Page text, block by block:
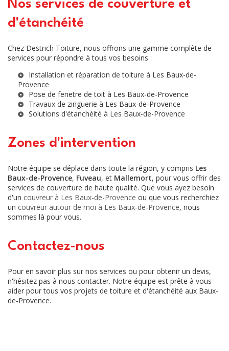
Nos services de couverture et
d'étanchéité
Chez Destrich Toiture, nous offrons une gamme complète de
services pour répondre à tous vos besoins :
Installation et réparation detoiture à Les Baux-de-
Provence
Pose de fenetre de toit à Les Baux-de-Provence
Travaux de zinguerie à Les Baux-de-Provence
Solutions d'étanchéité à Les Baux-de-Provence
Zones d'intervention
Notre équipe se déplace dans toute la région, y compris Les
Baux-de-Provence, Fuveau, et Mallemort, pour vous offrir des
services de couverture de haute qualité. Que vous ayez besoin
d'un couvreur à Les Baux-de-Provence ou que vous recherchiez
un couvreur autour de moi à Les Baux-de-Provence, nous
sommes là pour vous.
Contactez-nous
Pour en savoir plus sur nos services ou pour obtenir un devis,
n'hésitez pas à nous contacter. Notre équipe est prête à vous
aider pour tous vos projets de toiture et d'étanchéité aux Baux-
de-Provence.